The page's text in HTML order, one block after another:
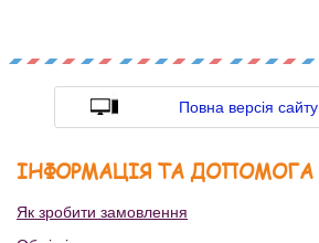
Повна версія сайту
ІНФОРМАЦІЯ ТА ДОПОМОГА
Як зробити замовлення